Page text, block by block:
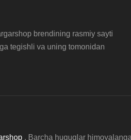
brendining rasmiy sayti
tegishli va uning tomonidan
. Barcha huquqlar